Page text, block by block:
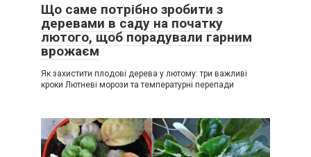
Що саме потрібно зробити з
деревами в саду на початку
лютого, щоб порадували гарним
врожаєм
Як захистити плодові дерева у лютому: три важливі
кроки Лютневі морози та температурні перепади